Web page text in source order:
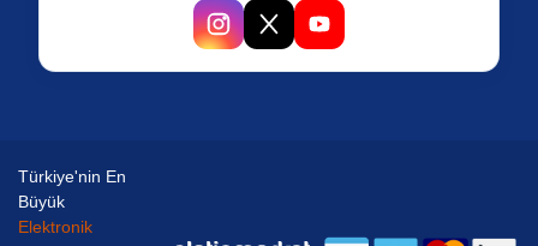
Türkiye'nin En
Büyük
Elektronik